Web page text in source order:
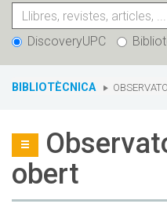
DiscoveryUPC
You
BIBLIOTÈCNICA
obert